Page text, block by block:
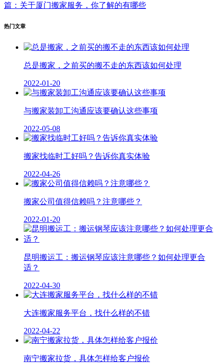
篇：关于厦门搬家服务，你了解的有哪些
热门文章
总是搬家，之前买的搬不走的东西该如何处理
2022-01-20
与搬家装卸工沟通应该要确认这些事项
2022-05-08
搬家找临时工好吗？告诉你真实体验
2022-04-26
搬家公司值得信赖吗？注意哪些？
2022-01-20
昆明搬运工：搬运钢琴应该注意哪些？如何处理更合
适？
2022-04-30
大连搬家服务平台，找什么样的不错
2022-04-22
南宁搬家拉货，具体怎样给客户报价